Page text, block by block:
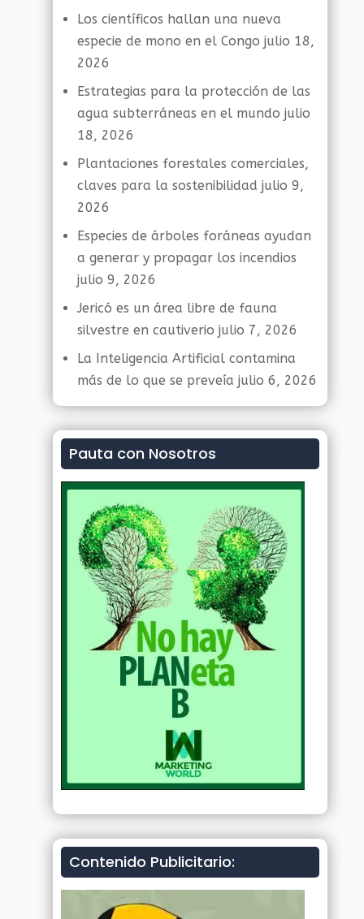
Los científicos hallan una nueva
especie de mono en el Congo julio 18,
2026
Estrategias para la protección de las
agua subterráneas en el mundo julio
18, 2026
Plantaciones forestales comerciales,
claves para la sostenibilidad julio 9,
2026
Especies de árboles foráneas ayudan
a generar y propagar los incendios
julio 9, 2026
Jericó es un área libre de fauna
silvestre en cautiverio julio 7, 2026
La Inteligencia Artificial contamina
más de lo que se preveía julio 6, 2026
Pauta con Nosotros
Contenido Publicitario: